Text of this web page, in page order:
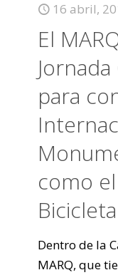
16 abril,
El
para
como
Bicicleta
Dentro de la
MARQ, que